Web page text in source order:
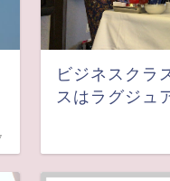
ビジネスク
スはラグジュ